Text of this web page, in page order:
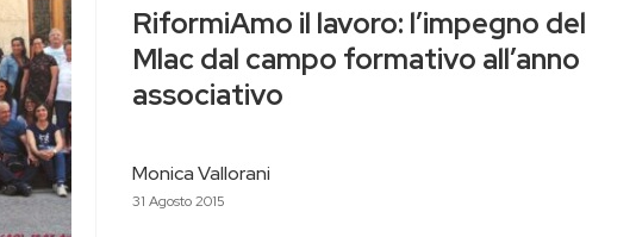
RiformiAmo il lavoro: l’impegno del
Mlac dal campo formativo all’anno
associativo
Monica Vallorani
31 Agosto 2015